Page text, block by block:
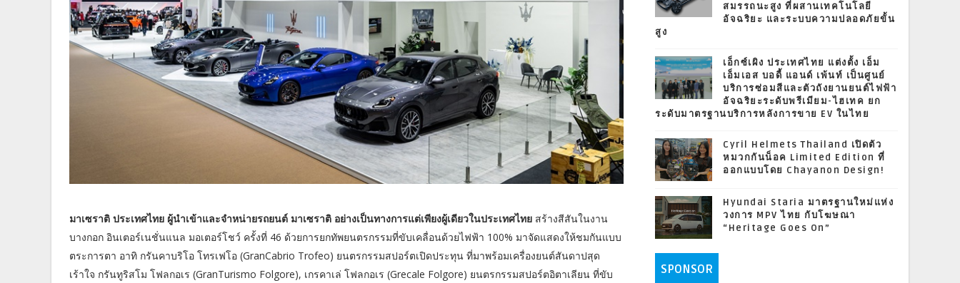
มาเซราติ ประเทศไทย ผู้นำเข้าและจำหน่ายรถยนต์ มาเซราติ อย่างเป็นทางการแต่เพียงผู้เดียวในประเทศไทย สร้างสีสันในงาน
บางกอก อินเตอร์เนชั่นแนล มอเตอร์โชว์ ครั้งที่ 46 ด้วยการยกทัพยนตรกรรมที่ขับเคลื่อนด้วยไฟฟ้า 100% มาจัดแสดงให้ชมกันแบบ
ตระการตา อาทิ กรันคาบริโอ โทรเฟโอ (GranCabrio Trofeo) ยนตรกรรมสปอร์ตเปิดประทุน ที่มาพร้อมเครื่องยนต์สันดาปสุด
เร้าใจ กรันทูริสโม โฟลกอเร (GranTurismo Folgore), เกรคาเล่ โฟลกอเร (Grecale Folgore) ยนตรกรรมสปอร์ตอิตาเลียน ที่ขับ
สมรรถนะสูง ที่ผสานเทคโนโลยี
อัจฉริยะ และระบบความปลอดภัยขั้น
สูง
เอ็กซ์เผิง ประเทศไทย แต่งตั้ง เอ็ม
เอ็มเอส บอดี้ แอนด์ เพ้นท์ เป็นศูนย์
บริการซ่อมสีและตัวถังยานยนต์ไฟฟ้า
อัจฉริยะระดับพรีเมียม-ไฮเทค ยก
ระดับมาตรฐานบริการหลังการขาย EV ในไทย
Cyril Helmets Thailand เปิดตัว
หมวกกันน็อค Limited Edition ที่
ออกแบบโดย Chayanon Design!
Hyundai Staria มาตรฐานใหม่แห่ง
วงการ MPV ไทย กับโฆษณา
“Heritage Goes On”
SPONSOR